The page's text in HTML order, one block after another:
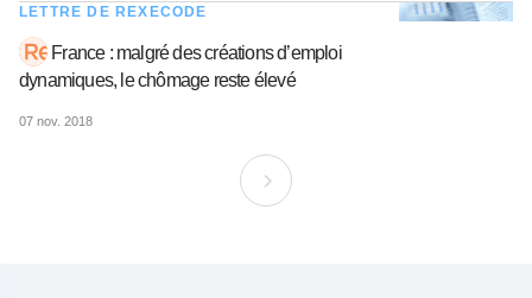
LETTRE DE REXECODE
France : malgré des créations d’emploi
dynamiques, le chômage reste élevé
07 nov. 2018